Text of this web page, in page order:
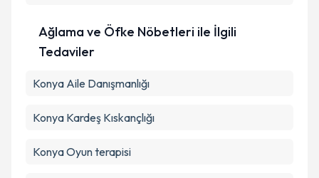
Ağlama ve Öfke Nöbetleri ile İlgili
Tedaviler
Konya Aile Danışmanlığı
Konya Kardeş Kıskançlığı
Konya Oyun terapisi